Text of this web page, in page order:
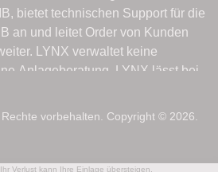
vorbehalten. Copyright © 2026.
Verlust kann Ihre Einlage übersteigen.